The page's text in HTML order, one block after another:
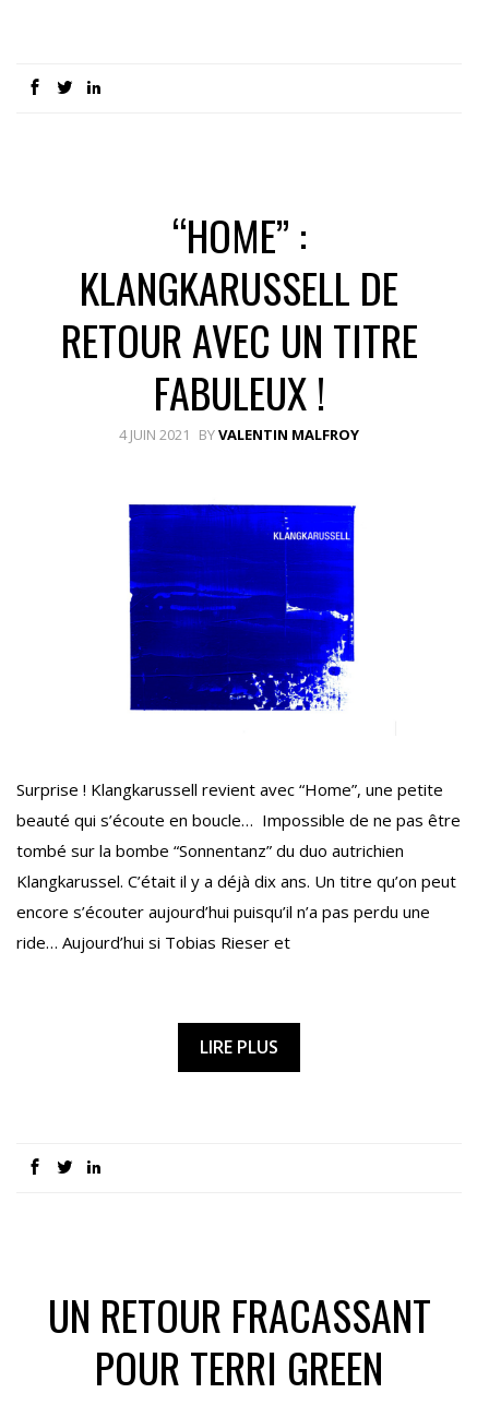
“HOME” :
KLANGKARUSSELL DE
RETOUR AVEC UN TITRE
FABULEUX !
4 JUIN 2021 BYVALENTIN MALFROY
Surprise ! Klangkarussell revient avec “Home”, une petite
beauté qui s’écoute en boucle… Impossible de ne pas être
tombé sur la bombe “Sonnentanz” du duo autrichien
Klangkarussel. C’était il y a déjà dix ans. Un titre qu’on peut
encore s’écouter aujourd’hui puisqu’il n’a pas perdu une
ride… Aujourd’hui si Tobias Rieser et
LIRE PLUS
UN RETOUR FRACASSANT
POUR TERRI GREEN